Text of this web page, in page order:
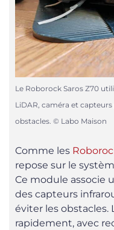
Le Roborock Saros Z70
LiDAR, caméra et
obstacles. © Labo Maison
Comme les
repose sur le
Ce module associe
des capteurs
éviter les obstacles.
rapidement, avec